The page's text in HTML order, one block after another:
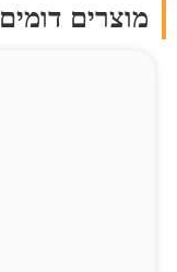
מוצרים דומים